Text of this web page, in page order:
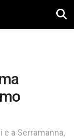
a Serramanna,